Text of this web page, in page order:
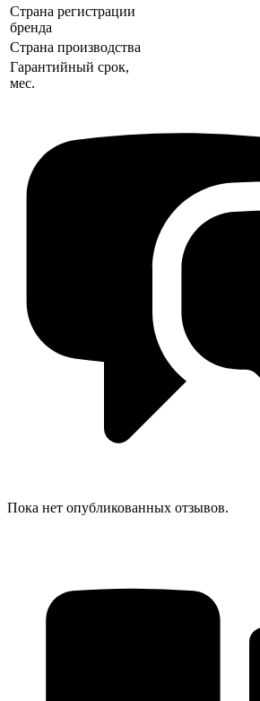
Страна регистрации
бренда
Страна производства
Гарантийный срок,
мес.
Пока нет опубликованных отзывов.